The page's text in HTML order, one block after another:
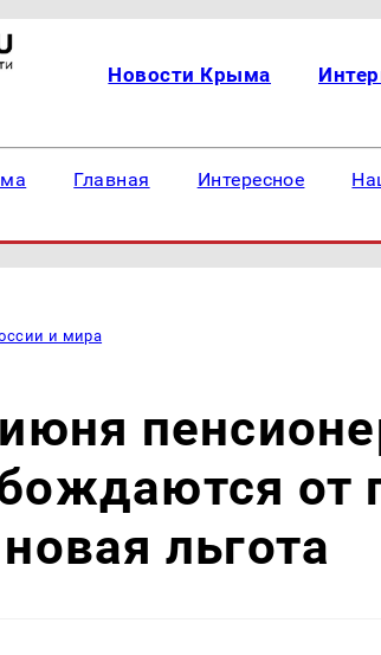
Новости Крыма
Главная Интересное
и мира
от
льгота